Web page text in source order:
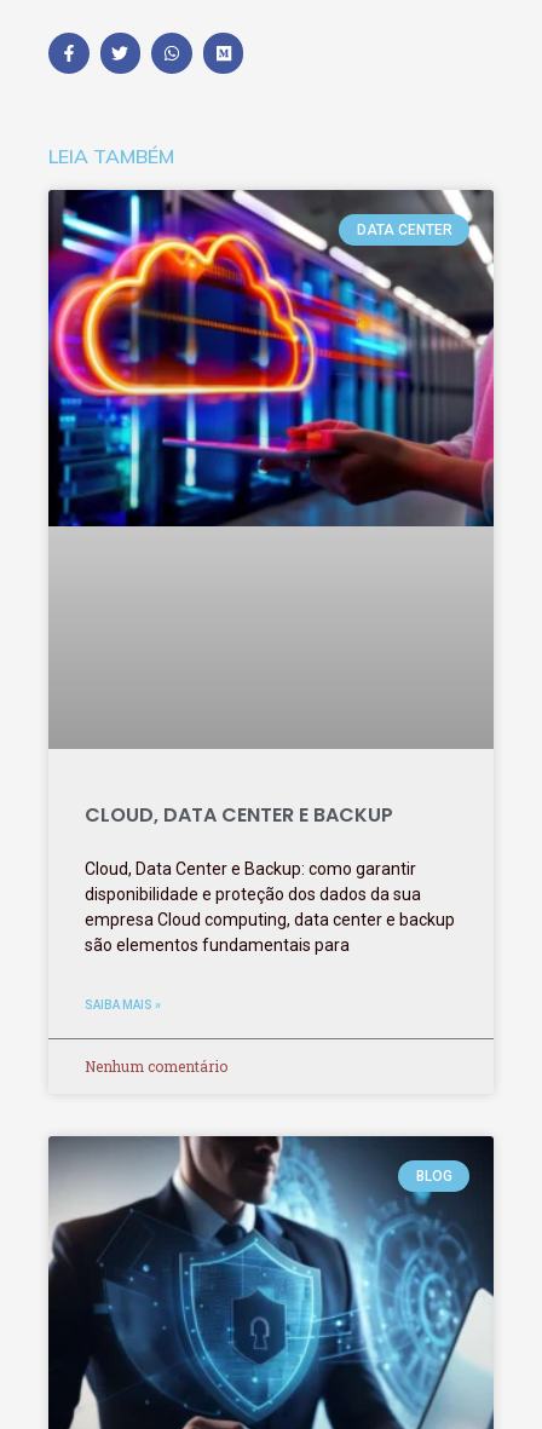
LEIA TAMBÉM
DATA CENTER
CLOUD, DATA CENTER E BACKUP
Cloud, Data Center e Backup: como garantir
disponibilidade e proteção dos dados da sua
empresa Cloud computing, data center e backup
são elementos fundamentais para
SAIBA MAIS »
Nenhum comentário
BLOG